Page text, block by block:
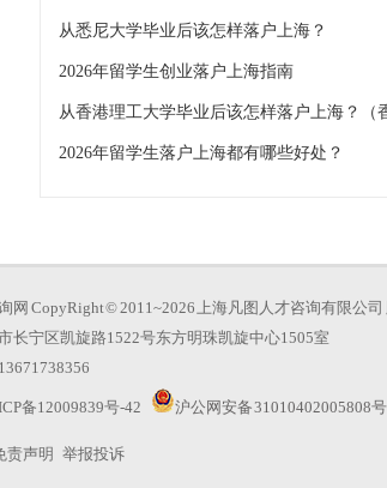
从悉尼大学毕业后该怎样落户上海？
2026年留学生创业落户上海指南
从香港理工大学毕业后该怎样落户上海？（
2026年留学生落户上海都有哪些好处？
网 CopyRight © 2011~2026 上海凡图人才咨询有限公司
长宁区凯旋路1522号东方明珠凯旋中心1505室
备12009839号-42 沪公网安备 31010402005808号
责声明 举报投诉